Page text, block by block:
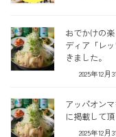
おでかけの
ディア「レ
きました。
2025年12月
アッパオン
に掲載して頂
2025年12月